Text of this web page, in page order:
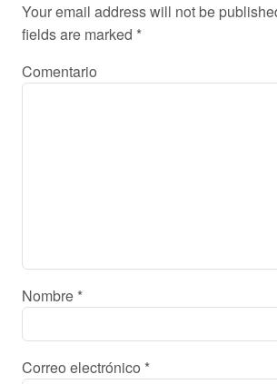
Your email address will not be
fields are marked *
Comentario
Nombre *
Correo electrónico *